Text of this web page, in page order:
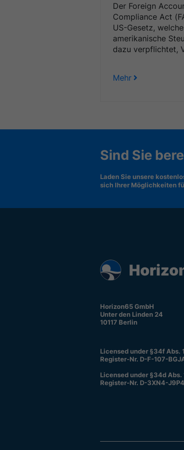
Der Foreign
Compliance Act
US-Gesetz,
amerikanische
dazu verpflichtet,
Mehr
Sind Sie
Laden Sie unsere
sich Ihrer Möglichkeiten
Horizon65 GmbH
Unter den Linden 24
10117 Berlin
Licensed under §34f Abs.
Register-Nr. D-F-107-
Licensed under §34d Abs.
Register-Nr. D-3XN4-